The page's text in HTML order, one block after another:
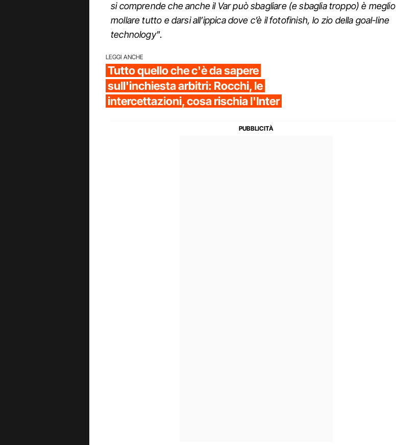
si comprende che anche il Var può sbagliare (e sbaglia troppo) è meglio
mollare tutto e darsi all’ippica dove c’è il fotofinish, lo zio della goal-line
technology".
LEGGI ANCHE
Tutto quello che c'è da sapere
sull'inchiesta arbitri: Rocchi, le
intercettazioni, cosa rischia l'Inter